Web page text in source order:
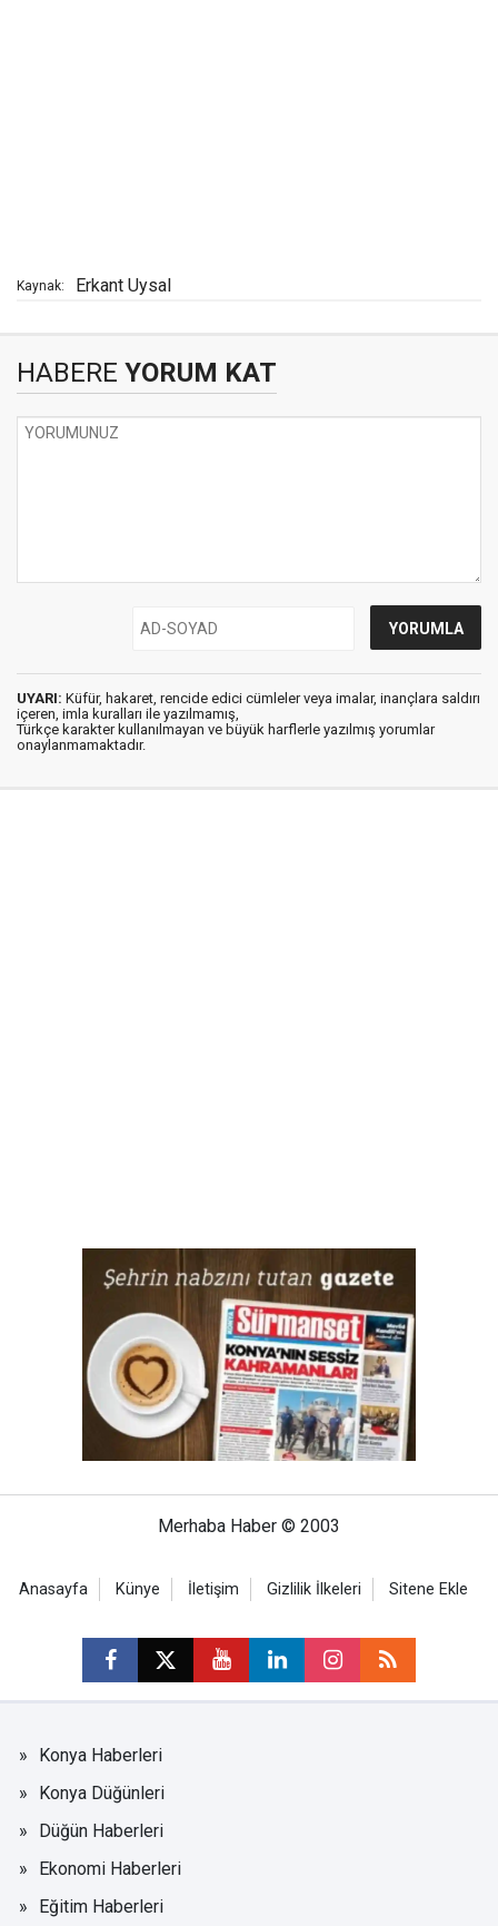
Kaynak: Erkant Uysal
HABERE YORUM KAT
UYARI: Küfür, hakaret, rencide edici cümleler veya imalar, inançlara saldırı
içeren, imla kuralları ile yazılmamış,
Türkçe karakter kullanılmayan ve büyük harflerle yazılmış yorumlar
onaylanmamaktadır.
Merhaba Haber © 2003
Anasayfa Künye İletişim Gizlilik İlkeleri Sitene Ekle
Konya Haberleri
Konya Düğünleri
Düğün Haberleri
Ekonomi Haberleri
Eğitim Haberleri